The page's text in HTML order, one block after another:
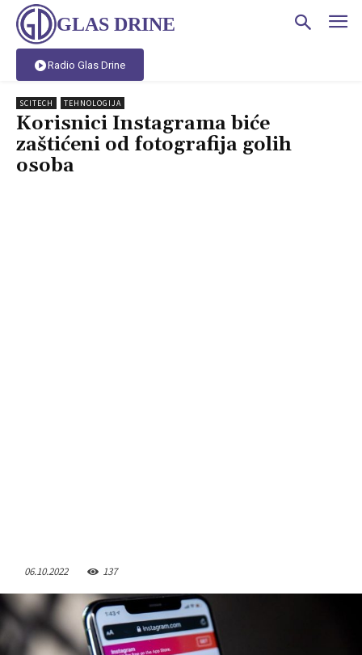
GLAS DRINE
Radio Glas Drine
SCITECH TEHNOLOGIJA
Korisnici Instagrama biće
zaštićeni od fotografija golih
osoba
06.10.2022 137